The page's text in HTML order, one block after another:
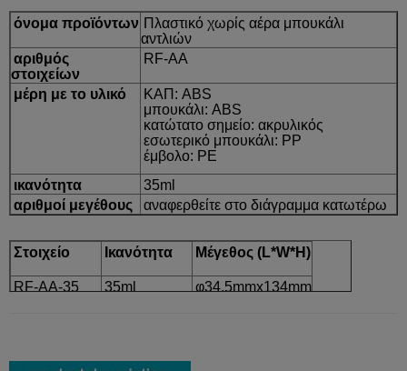
όνομα προϊόντων Πλαστικό χωρίς αέρα μπουκάλι
αντλιών
αριθμός
στοιχείων
RF-AA
μέρη με το υλικό
ΚΑΠ: ABS
μπουκάλι: ABS
κατώτατο σημείο: ακρυλικός
εσωτερικό μπουκάλι: PP
έμβολο: PE
ικανότητα
35ml
αριθμοί μεγέθους
αναφερθείτε στο διάγραμμα κατωτέρω
Στοιχείο Ικανότητα Μέγεθος (L*W*H)
RF-AA-35 35ml φ34.5mmx134mm